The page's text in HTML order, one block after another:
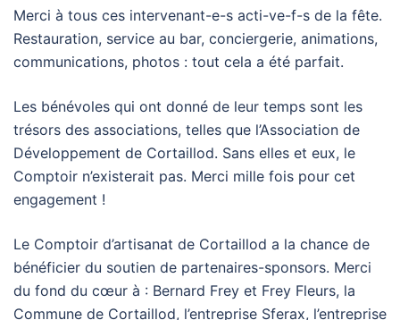
Merci à tous ces intervenant-e-s acti-ve-f-s de la fête.
Restauration, service au bar, conciergerie, animations,
communications, photos : tout cela a été parfait.
Les bénévoles qui ont donné de leur temps sont les
trésors des associations, telles que l’Association de
Développement de Cortaillod. Sans elles et eux, le
Comptoir n’existerait pas. Merci mille fois pour cet
engagement !
Le Comptoir d’artisanat de Cortaillod a la chance de
bénéficier du soutien de partenaires-sponsors. Merci
du fond du cœur à : Bernard Frey et Frey Fleurs, la
Commune de Cortaillod, l’entreprise Sferax, l’entreprise